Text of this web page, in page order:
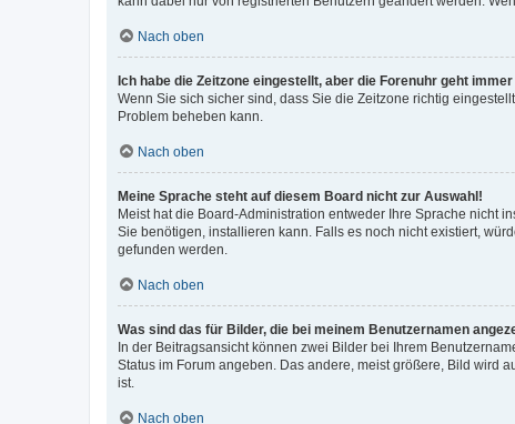
Nach oben
Ich habe die Zeitzone eingestellt, aber die Forenuhr geht
Wenn Sie sich sicher sind, dass Sie die Zeitzone richtig
Problem beheben kann.
Nach oben
Meine Sprache steht auf diesem Board nicht zur Auswahl!
Meist hat die Board-Administration entweder Ihre Sprache nicht
Sie benötigen, installieren kann. Falls es noch nicht existiert,
gefunden werden.
Nach oben
Was sind das für Bilder, die bei meinem Benutzernamen
In der Beitragsansicht können zwei Bilder bei Ihrem
Status im Forum angeben. Das andere, meist größere, Bild wird
ist.
Nach oben